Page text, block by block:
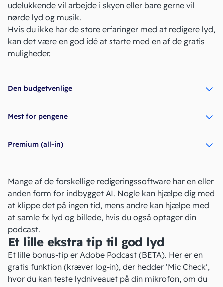
udelukkende vil arbejde i skyen eller bare gerne vil
nørde lyd og musik.
Hvis du ikke har de store erfaringer med at redigere lyd,
kan det være en god idé at starte med en af de gratis
muligheder.
Den budgetvenlige
Mest for pengene
Premium (all-in)
Mange af de forskellige redigeringssoftware har en eller
anden form for indbygget AI. Nogle kan hjælpe dig med
at klippe det på ingen tid, mens andre kan hjælpe med
at samle fx lyd og billede, hvis du også optager din
podcast.
Et lille ekstra tip til god lyd
Et lille bonus-tip er Adobe Podcast (BETA). Her er en
gratis funktion (kræver log-in), der hedder ‘Mic Check’,
hvor du kan teste lydniveauet på din mikrofon, om du